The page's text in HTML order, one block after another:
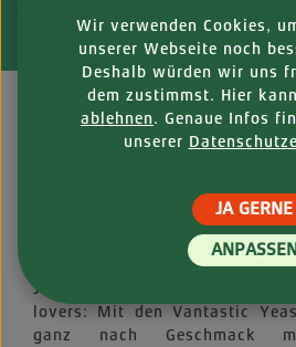
Vegane Hefeflocken –
Jetzt rieselt es gute Laune für
lovers: Mit den Vantastic
ganz nach Geschmack
Wir verwenden Cookies,
unserer Webseite noch
Deshalb würden wir uns
dem zustimmst. Hier
ablehnen. Genaue Infos
unserer
JA GERNE